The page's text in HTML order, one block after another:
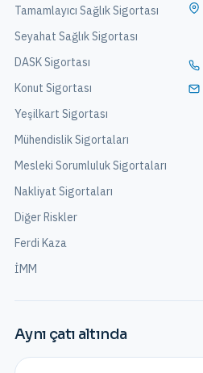
Tamamlayıcı Sağlık Sigortası
Seyahat Sağlık Sigortası
DASK Sigortası
Konut Sigortası
Yeşilkart Sigortası
Mühendislik Sigortaları
Mesleki Sorumluluk Sigortaları
Nakliyat Sigortaları
Diğer Riskler
Ferdi Kaza
İMM
Aynı çatı altında